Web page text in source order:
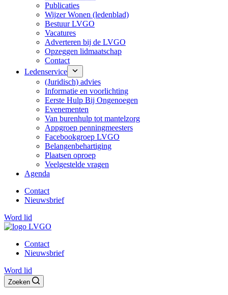
Publicaties
Wijzer Wonen (ledenblad)
Bestuur LVGO
Vacatures
Adverteren bij de LVGO
Opzeggen lidmaatschap
Contact
Ledenservice
(Juridisch) advies
Informatie en voorlichting
Eerste Hulp Bij Ongenoegen
Evenementen
Van burenhulp tot mantelzorg
Appgroep penningmeesters
Facebookgroep LVGO
Belangenbehartiging
Plaatsen oproep
Veelgestelde vragen
Agenda
Contact
Nieuwsbrief
Word lid
Contact
Nieuwsbrief
Word lid
Zoeken